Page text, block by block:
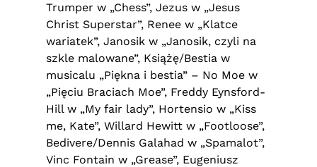
Trumper w „Chess”, Jezus w „Jesus
Christ Superstar”, Renee w „Klatce
wariatek”, Janosik w „Janosik, czyli na
szkle malowane”, Książę/Bestia w
musicalu „Piękna i bestia” – No Moe w
„Pięciu Braciach Moe”, Freddy Eynsford-
Hill w „My fair lady”, Hortensio w „Kiss
me, Kate”, Willard Hewitt w „Footloose”,
Bedivere/Dennis Galahad w „Spamalot”,
Vinc Fontain w „Grease”, Eugeniusz